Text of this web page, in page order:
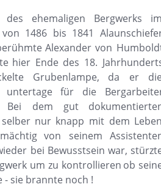
des ehemaligen Bergwerks
von 1486 bis 1841
Alexander von
hier Ende des 18.
Grubenlampe, da er
untertage für die
Bei dem gut
selber nur knapp mit dem
von seinem
bei Bewusstsein war,
um zu kontrollieren ob
- sie brannte noch !